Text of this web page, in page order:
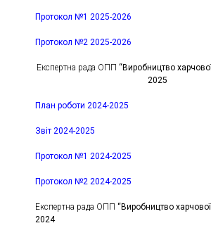
Протокол №1 2025-2026
Протокол №2 2025-2026
Експертна рада ОПП “Виробництво
2025
План роботи 2024-2025
Звіт 2024-2025
Протокол №1 2024-2025
Протокол №2 2024-2025
Експертна рада ОПП “Виробництво
2024